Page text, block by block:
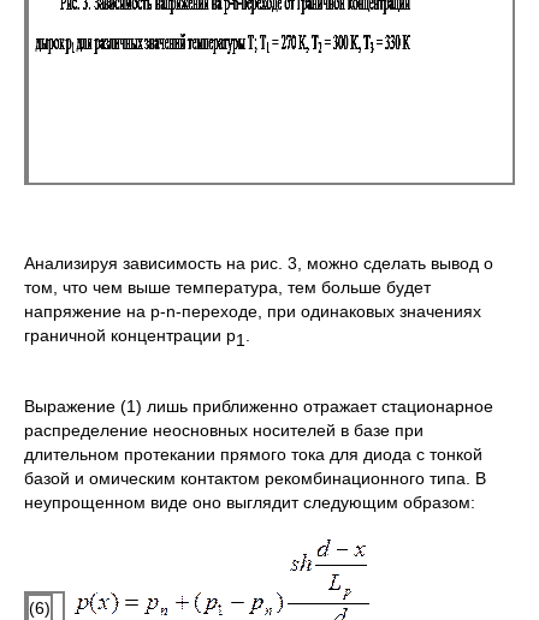
Анализируя зависимость на рис. 3, можно сделать вывод о
том, что чем выше температура, тем больше будет
напряжение на p-n-переходе, при одинаковых значениях
граничной концентрации р1 .
Выражение (1) лишь приближенно отражает стационарное
распределение неосновных носителей в базе при
длительном протекании прямого тока для диода с тонкой
базой и омическим контактом рекомбинационного типа. В
неупрощенном виде оно выглядит следующим образом:
(6)